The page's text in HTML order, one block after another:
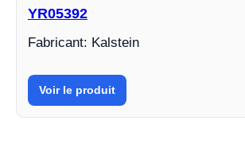
YR05392
Fabricant: Kalstein
Voir le produit